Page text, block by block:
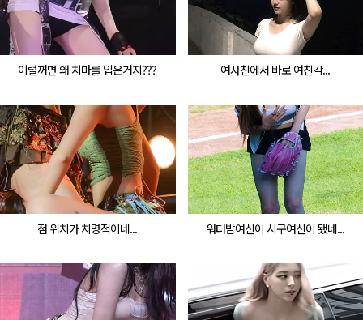
이럴꺼면 왜 치마를 입은거지??? 여사친에서 바로 여친각...
점 위치가 치명적이네... 워터밤여신이 시구여신이 됐네...